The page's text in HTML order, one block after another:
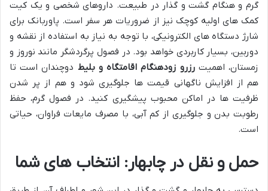
گرم و هنگام گشت و گذار در طبیعت. داروهای شخصی و یک کیت
کمک های اولیه کوچک نیز از ضروریات هر سفر است. پاوربانک برای
شارژ دستگاه های الکترونیکی، با توجه به نیاز به استفاده از نقشه و
دوربین، بسیار کاربردی خواهد بود. در فصول پرگردشگر مانند نوروز و
زمستان، اهمیترزرو زودهنگام اقامتگاه و بلیط دوچندان است تا
هم از افزایش ناگهانی قیمت ها جلوگیری شود و هم از پر شدن
ظرفیت ها در اماکن محبوب پیشگیری کنید. در فصول گرم، حفظ
رطوبت بدن و جلوگیری از کم آبی، با مصرف مایعات فراوان، حیاتی
است.
حمل و نقل در چابهار: انتخاب های شما